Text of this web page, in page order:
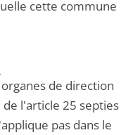
cette commune
de direction
l'article 25 septies
pas dans le